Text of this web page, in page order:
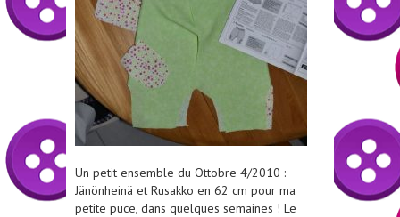
Un petit ensemble du Ottobre 4/2010 :
Jänönheinä et Rusakko en 62 cm pour ma
petite puce, dans quelques semaines ! Le